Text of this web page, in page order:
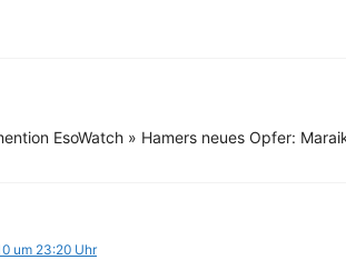
EsoWatch » Hamers neues Opfer:
um 23:20 Uhr